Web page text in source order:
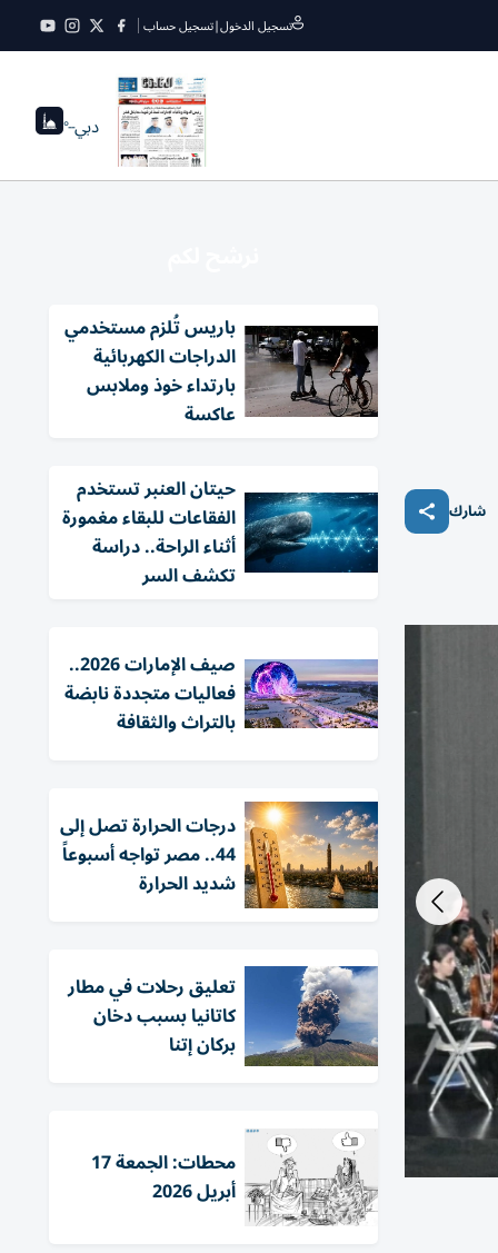
تسجيل الدخول|تسجيل حساب
دبي--°
شارك
باريس تُلزم مستخدمي
الدراجات الكهربائية
بارتداء خوذ وملابس
عاكسة
حيتان العنبر تستخدم
الفقاعات للبقاء مغمورة
أثناء الراحة.. دراسة
تكشف السر
صيف الإمارات 2026..
فعاليات متجددة نابضة
بالتراث والثقافة
درجات الحرارة تصل إلى
44.. مصر تواجه أسبوعاً
شديد الحرارة
تعليق رحلات في مطار
كاتانيا بسبب دخان
بركان إتنا
محطات: الجمعة 17
أبريل 2026